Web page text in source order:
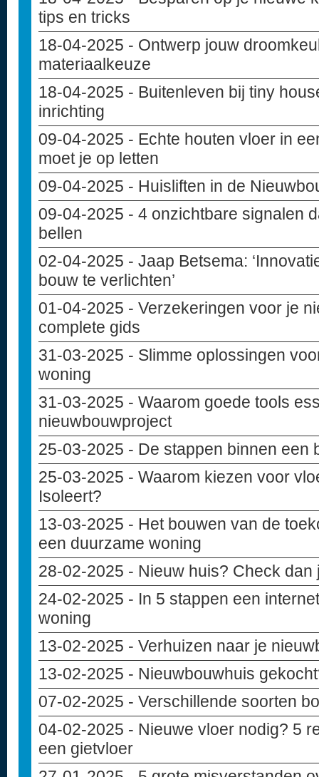
tips en tricks
18-04-2025 - Ontwerp jouw
materiaalkeuze
18-04-2025 - Buitenleven bij tiny
inrichting
09-04-2025 - Echte houten vloer in
moet je op letten
09-04-2025 - Huisliften in de
09-04-2025 - 4 onzichtbare signalen
bellen
02-04-2025 - Jaap Betsema:
bouw te verlichten’
01-04-2025 - Verzekeringen voor je
complete gids
31-03-2025 - Slimme oplossingen
woning
31-03-2025 - Waarom goede tools
nieuwbouwproject
25-03-2025 - De stappen binnen een
25-03-2025 - Waarom kiezen voor
Isoleert?
13-03-2025 - Het bouwen van de
een duurzame woning
28-02-2025 - Nieuw huis? Check
24-02-2025 - In 5 stappen een
woning
13-02-2025 - Verhuizen naar je
13-02-2025 - Nieuwbouwhuis
07-02-2025 - Verschillende soorten
04-02-2025 - Nieuwe vloer nodig? 5
een gietvloer